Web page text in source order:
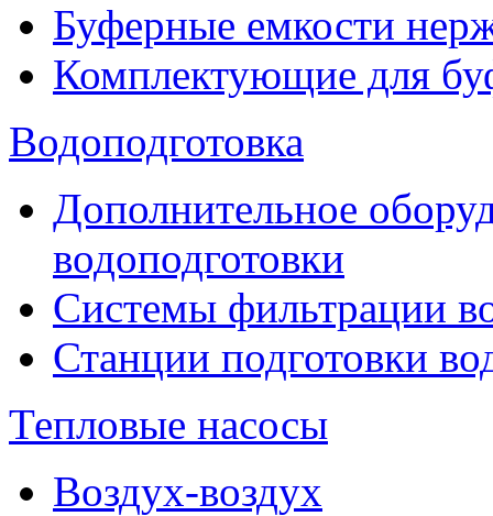
Буферные емкости
Комплектующие для
Водоподготовка
Дополнительное
водоподготовки
Системы фильтрации
Станции подготовки
Тепловые насосы
Воздух-воздух